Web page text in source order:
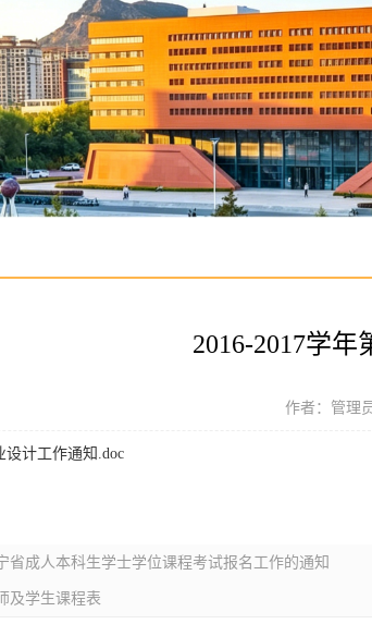
2016-2017学
作者：管理
设计工作通知.doc
省成人本科生学士学位课程考试报名工作的通知
及学生课程表